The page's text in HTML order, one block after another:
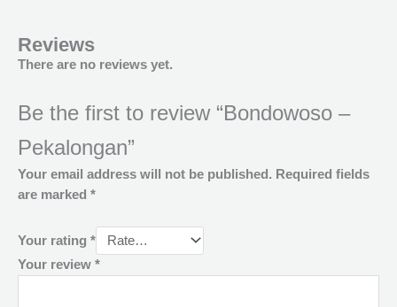
Reviews
There are no reviews yet.
Be the first to review “Bondowoso –
Pekalongan”
Your email address will not be published. Required fields
are marked *
Your rating *
Your review *